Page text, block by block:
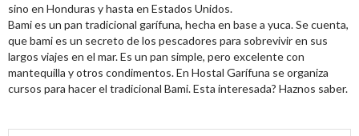
sino en Honduras y hasta en Estados Unidos.
Bami es un pan tradicional garífuna, hecha en base a yuca. Se cuenta,
que bami es un secreto de los pescadores para sobrevivir en sus
largos viajes en el mar. Es un pan simple, pero excelente con
mantequilla y otros condimentos. En Hostal Garífuna se organiza
cursos para hacer el tradicional Bami. Esta interesada? Haznos saber.